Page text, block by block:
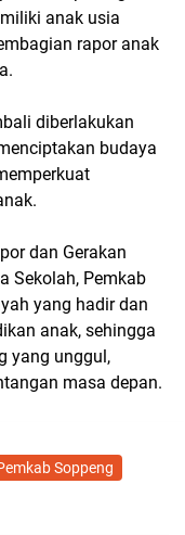
anak usia
rapor anak
diberlakukan
budaya
dan Gerakan
Sekolah, Pemkab
yang hadir dan
anak, sehingga
yang unggul,
masa depan.
Soppeng